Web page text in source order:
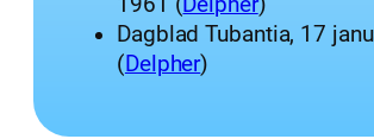
Dagblad Tubantia, 17
(Delpher)